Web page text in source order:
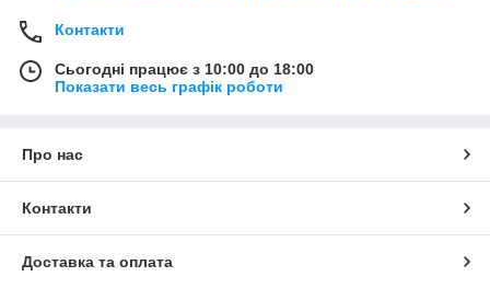
Контакти
Сьогодні працює з 10:00 до 18:00
Показати весь графік роботи
Про нас
Контакти
Доставка та оплата